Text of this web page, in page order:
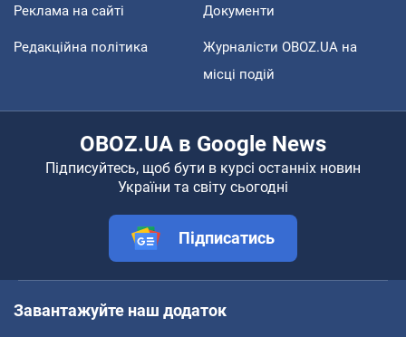
Реклама на сайті Документи
Редакційна політика
Журналісти OBOZ.UA на
місці подій
OBOZ.UA в Google News
Підписуйтесь, щоб бути в курсі останніх новин
України та світу сьогодні
Підписатись
Завантажуйте наш додаток